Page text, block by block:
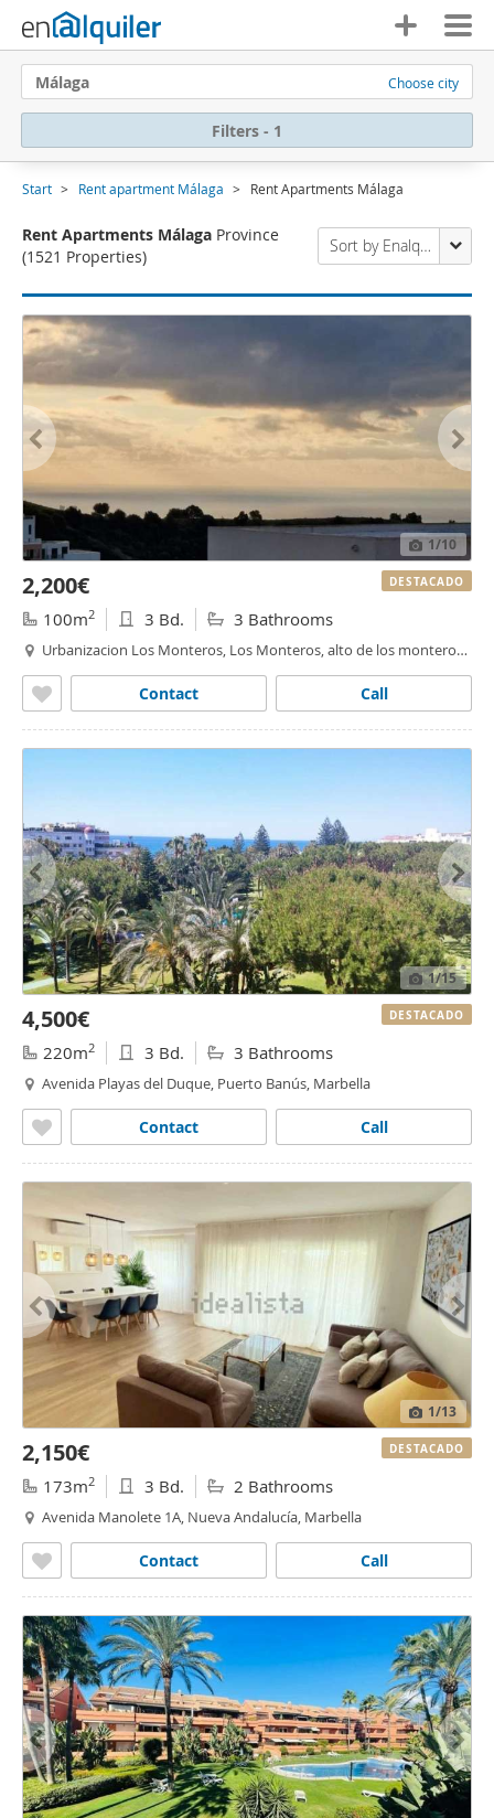
Málaga Choose city
Filters - 1
Start Rent apartment Málaga Rent Apartments Málaga
Rent Apartments Málaga Province
(1521 Properties)
Sort by Enalquiler
1/10
2,200€
100m2 3 Bd. 3 Bathrooms
Urbanizacion Los Monteros, Los Monteros, alto de los monteros,
Call
Contact
DESTACADO
1/15
4,500€
220m2 3 Bd. 3 Bathrooms
Avenida Playas del Duque, Puerto Banús, Marbella
Call
Contact
DESTACADO
1/13
2,150€
173m2 3 Bd. 2 Bathrooms
Avenida Manolete 1A, Nueva Andalucía, Marbella
Call
Contact
DESTACADO